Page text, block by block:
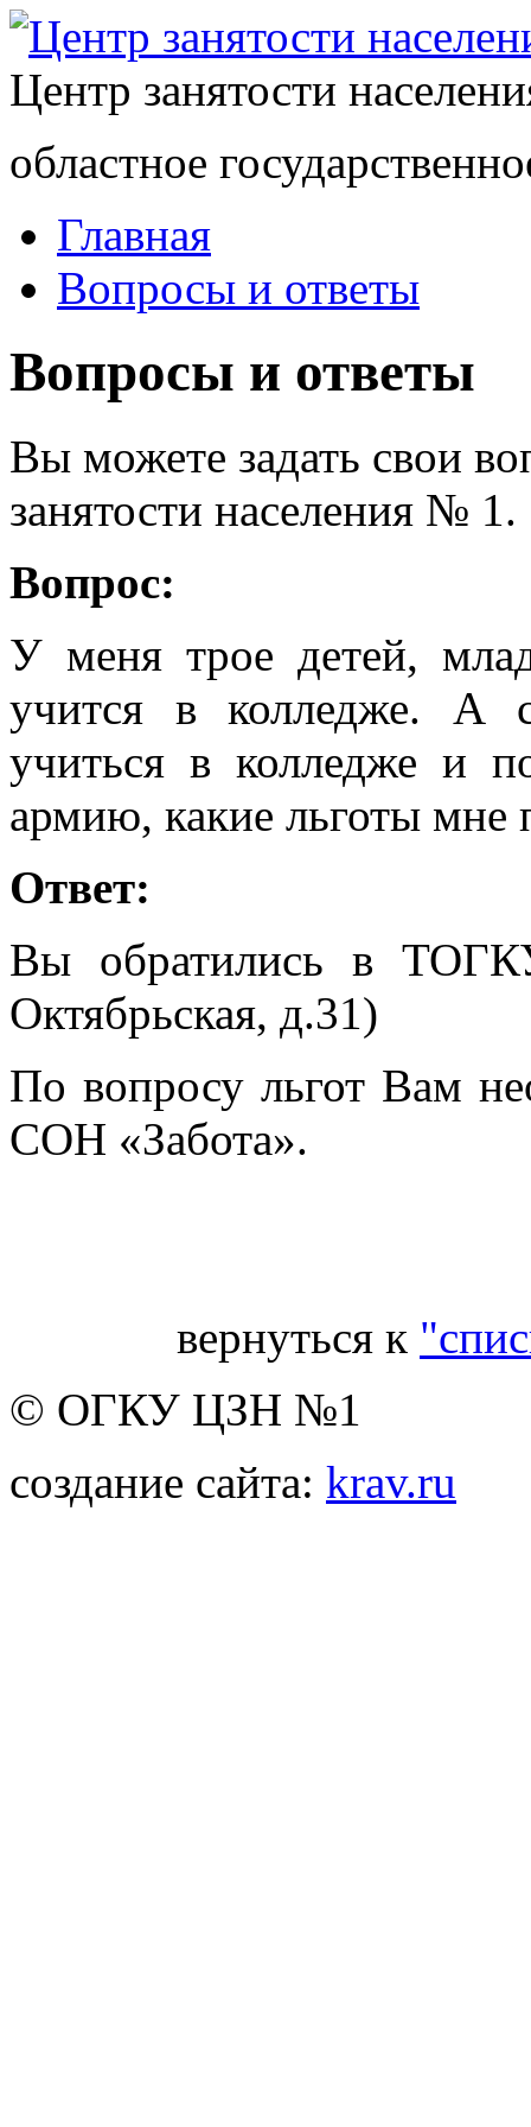
Центр занятости
областное
Главная
Вопросы и ответы
Вопросы и ответы
Вы можете задать свои
занятости населения № 1.
Вопрос:
У меня трое детей,
учится в колледже. А
учиться в колледже и
армию, какие льготы мне
Ответ:
Вы обратились в
Октябрьская, д.31)
По вопросу льгот Вам
СОН «Забота».
вернуться к
© ОГКУ ЦЗН №1
создание сайта: krav.ru